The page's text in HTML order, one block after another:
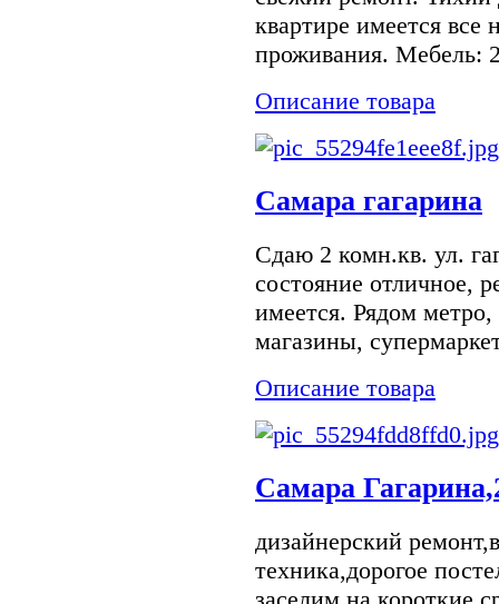
квартире имеется все
проживания. Мебель:
Описание товара
Самара гагарина
Сдаю 2 комн.кв. ул.
состояние отличное,
имеется. Рядом метро,
магазины,
Описание товара
Самара
дизайнерский
техника,дорогое